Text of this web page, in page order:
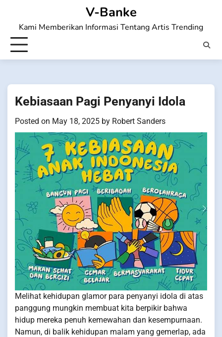
content
V-Banke
Kami Memberikan Informasi Tentang Artis Trending
Kebiasaan Pagi Penyanyi Idola
Posted on May 18, 2025 by Robert Sanders
Melihat kehidupan glamor para penyanyi idola di atas
panggung mungkin membuat kita berpikir bahwa
hidup mereka penuh kemewahan dan kesempurnaan.
Namun, di balik kehidupan malam yang gemerlap, ada